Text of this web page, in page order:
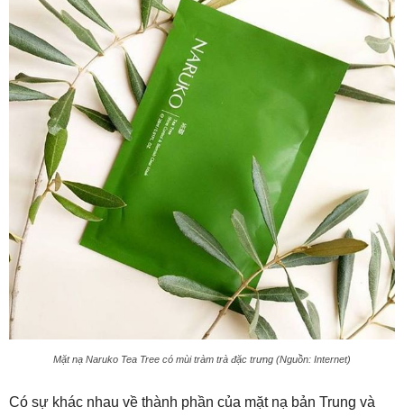
Mặt nạ Naruko Tea Tree có mùi tràm trà đặc trưng (Nguồn: Internet)
Có sự khác nhau về thành phần của mặt nạ bản Trung và